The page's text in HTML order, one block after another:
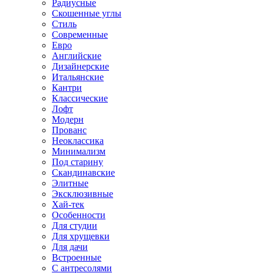
Радиусные
Скошенные углы
Стиль
Современные
Евро
Английские
Дизайнерские
Итальянские
Кантри
Классические
Лофт
Модерн
Прованс
Неоклассика
Минимализм
Под старину
Скандинавские
Элитные
Эксклюзивные
Хай-тек
Особенности
Для студии
Для хрущевки
Для дачи
Встроенные
С антресолями